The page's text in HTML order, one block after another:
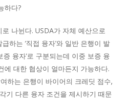
하다?
나뉜다. USDA가 자체 예산으로
하는 ‘직접 융자’와 일반 은행이 발
증 융자’로 구분되는데 이중 보증 융
에 대한 협상이 얼마든지 가능하다.
하는 은행이 바이어의 크레딧 점수,
기 다른 융자 조건을 제시하기 때문